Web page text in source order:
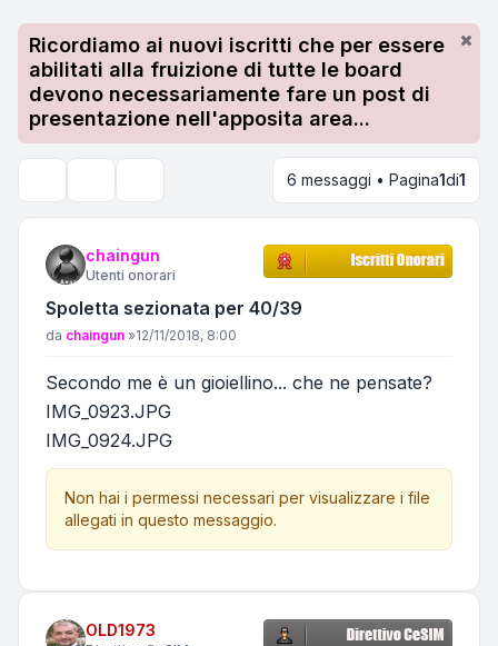
Ricordiamo ai nuovi iscritti che per essere
abilitati alla fruizione di tutte le board
devono necessariamente fare un post di
presentazione nell'apposita area...
6 messaggi • Pagina1di1
chaingun
Utenti onorari
Spoletta sezionata per 40/39
Messaggio
da chaingun »12/11/2018, 8:00
Secondo me è un gioiellino... che ne pensate?
IMG_0923.JPG
IMG_0924.JPG
Non hai i permessi necessari per visualizzare i file
allegati in questo messaggio.
OLD1973